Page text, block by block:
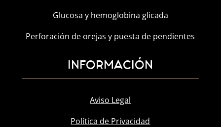
Glucosa y hemoglobina glicada
Perforación de orejas y puesta de pendientes
INFORMACIÓN
Aviso Legal
Política de Privacidad